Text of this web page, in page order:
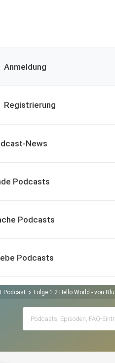
Anmeldung
Registrierung
News
Podcasts
Podcasts
Podcasts
Podcast Folge 1.2 Hello World - von